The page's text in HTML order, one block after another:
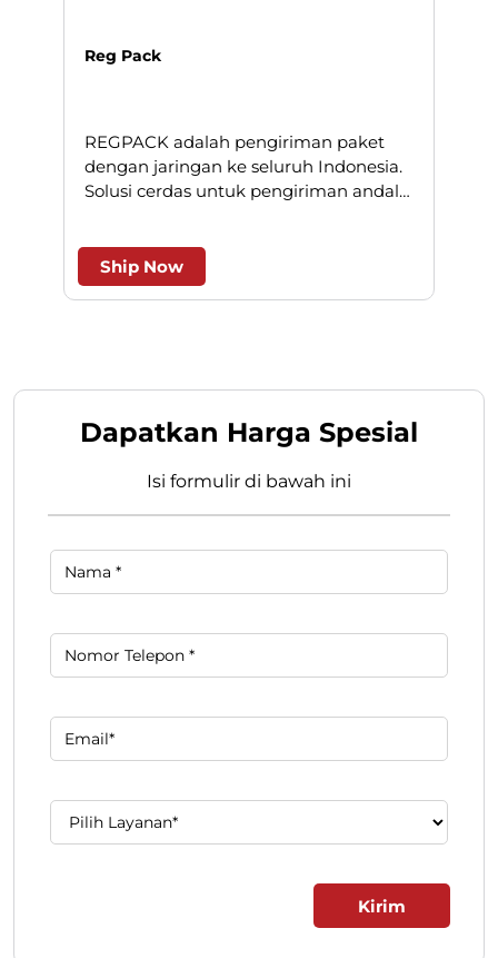
Reg Pack
REGPACK adalah pengiriman paket
dengan jaringan ke seluruh Indonesia.
Solusi cerdas untuk pengiriman andal
Ship Now
Dapatkan Harga Spesial
Isi formulir di bawah ini